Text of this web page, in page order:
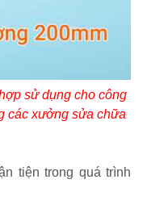
sử dụng cho công
các xưởng sửa chữa
tiện trong quá trình